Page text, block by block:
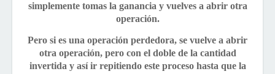
simplemente tomas la ganancia y vuelves a abrir otra
operación.
Pero si es una operación perdedora, se vuelve a abrir
otra operación, pero con el doble de la cantidad
invertida y así ir repitiendo este proceso hasta que la